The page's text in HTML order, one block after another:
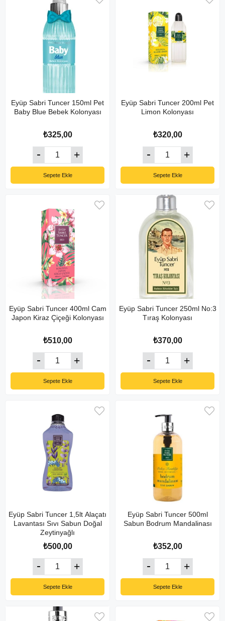
Eyüp Sabri Tuncer 150ml Pet
Baby Blue Bebek Kolonyası
₺325,00
Sepete Ekle
Eyüp Sabri Tuncer 200ml Pet
Limon Kolonyası
₺320,00
Sepete Ekle
Eyüp Sabri Tuncer 400ml Cam
Japon Kiraz Çiçeği Kolonyası
₺510,00
Sepete Ekle
Eyüp Sabri Tuncer 250ml No:3
Tıraş Kolonyası
₺370,00
Sepete Ekle
Eyüp Sabri Tuncer 1,5lt Alaçatı
Lavantası Sıvı Sabun Doğal
Zeytinyağlı
₺500,00
Sepete Ekle
Eyüp Sabri Tuncer 500ml
Sabun Bodrum Mandalinası
₺352,00
Sepete Ekle